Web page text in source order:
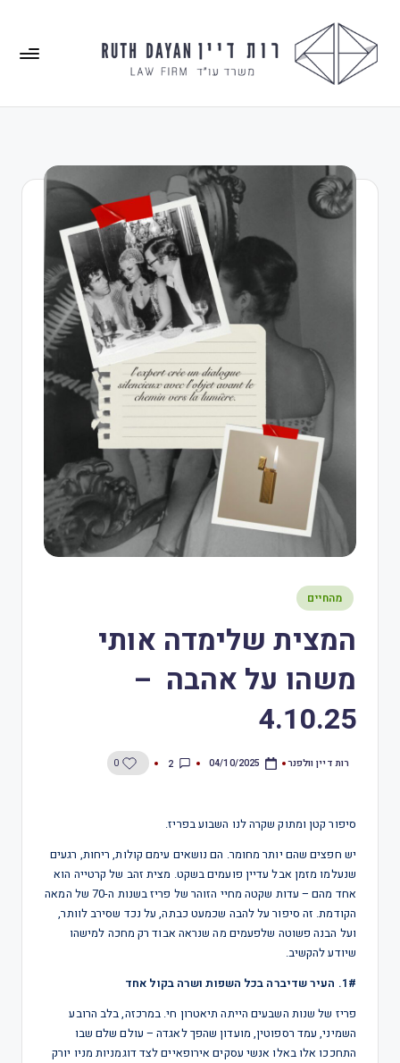
מהחיים
המצית שלימדה אותי
משהו על אהבה –
4.10.25
רות דיין וולפנר 04/10/2025
2
0
סיפור קטן ומתוק שקרה לנו השבוע בפריז.
יש חפצים שהם יותר מחומר. הם נושאים עימם קולות, ריחות, רגעים
שנעלמו מזמן אבל עדיין פועמים בשקט. מצית זהב של קרטייה הוא
אחד מהם – עדות שקטה מחיי הזוהר של פריז בשנות ה-70 של המאה
הקודמת. זה סיפור על להבה שכמעט כבתה, על נכד שסירב לוותר,
ועל הבנה פשוטה שלפעמים מה שנראה אבוד רק מחכה למישהו
שיודע להקשיב.
1#. העיר שדיברה בכל השפות ושרה בקול אחד
פריז של שנות השבעים הייתה תיאטרון חי. במרכזה, בלב הרובע
השמיני, עמד רספוטין, מועדון שהפך לאגדה – עולם שלם שבו
התחככו אלו באלו אנשי עסקים אירופאיים לצד דוגמניות מניו יורק